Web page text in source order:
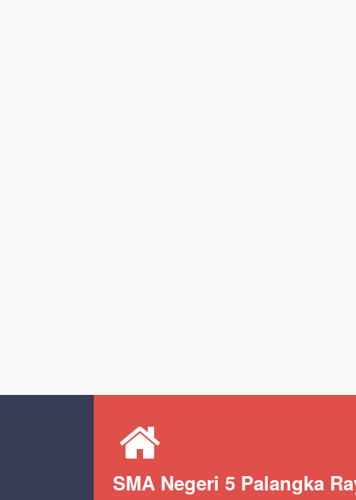
SMA Negeri 5 Palangka